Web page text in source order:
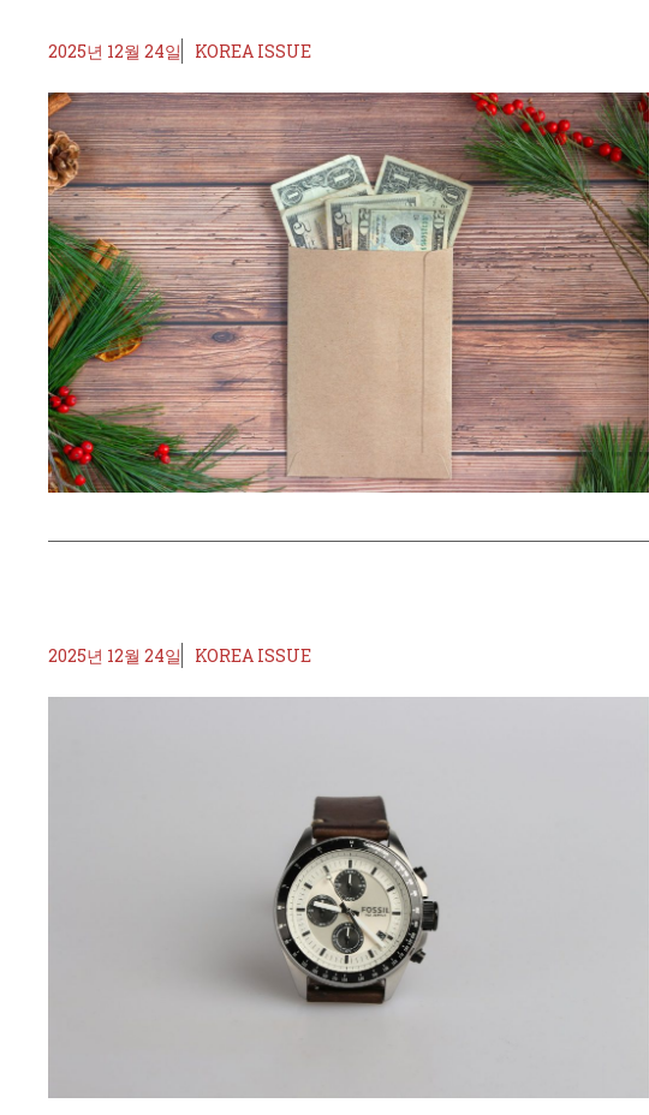
2025년 12월 24일 KOREA ISSUE
2025년 12월 24일 KOREA ISSUE